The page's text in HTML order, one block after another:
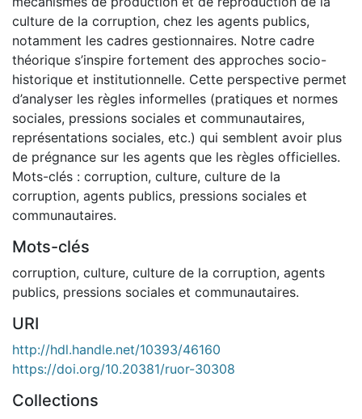
culture de la corruption, chez les agents publics,
notamment les cadres gestionnaires. Notre cadre
théorique s’inspire fortement des approches socio-
historique et institutionnelle. Cette perspective permet
d’analyser les règles informelles (pratiques et normes
sociales, pressions sociales et communautaires,
représentations sociales, etc.) qui semblent avoir plus
de prégnance sur les agents que les règles officielles.
Mots-clés : corruption, culture, culture de la
corruption, agents publics, pressions sociales et
communautaires.
Mots-clés
corruption, culture, culture de la corruption, agents
publics, pressions sociales et communautaires.
URI
http://hdl.handle.net/10393/46160
https://doi.org/10.20381/ruor-30308
Collections